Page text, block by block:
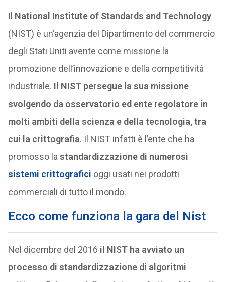
Il National Institute of Standards and Technology
(NIST) è un’agenzia del Dipartimento del commercio
degli Stati Uniti avente come missione la
promozione dell’innovazione e della competitività
industriale. Il NIST persegue la sua missione
svolgendo da osservatorio ed ente regolatore in
molti ambiti della scienza e della tecnologia, tra
cui la crittografia. Il NIST infatti è l’ente che ha
promosso la standardizzazione di numerosi
sistemi crittografici oggi usati nei prodotti
commerciali di tutto il mondo.
Ecco come funziona la gara del Nist
Nel dicembre del 2016 il NIST ha avviato un
processo di standardizzazione di algoritmi